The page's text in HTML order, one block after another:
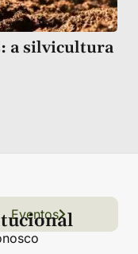
a silvicultura
Grãos
Hortifrúti
Eventos